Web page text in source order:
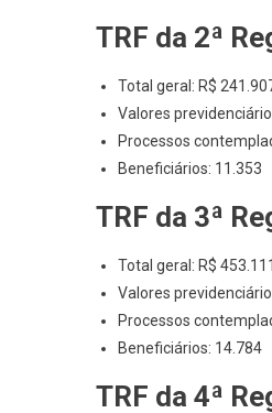
TRF da 2ª
Total geral: R$
Valores
Processos
Beneficiários: 11.353
TRF da 3ª
Total geral: R$
Valores
Processos
Beneficiários: 14.784
TRF da 4ª